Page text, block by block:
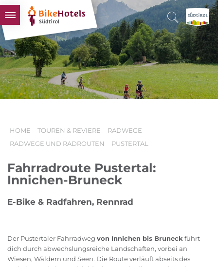
BIKEHOTELS
HOTELS & PAKETE
TOUREN & REVIERE
SÜDTIROL & WIR
HOME TOUREN & REVIERE
RADWEGE
RADWEGE UND RADROUTEN
PUSTERTAL
Fahrradroute Pustertal:
Innichen-Bruneck
E-Bike & Radfahren, Rennrad
Der Pustertaler Fahrradweg von Innichen bis Bruneck führt
dich durch abwechslungsreiche Landschaften, vorbei an
Wiesen, Wäldern und Seen. Die Route verläuft abseits des